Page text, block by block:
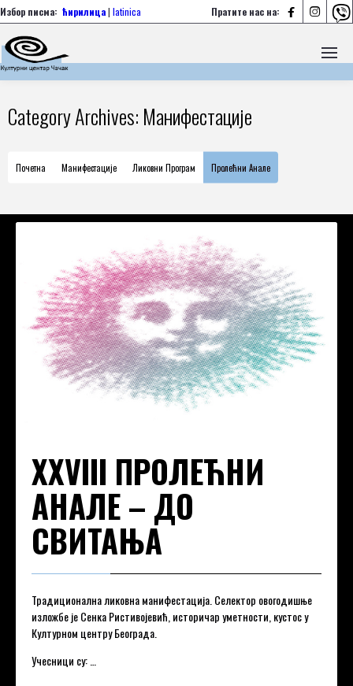
Пратите нас на:   
Избор писма: ћирилица| latinica
Category Archives: Mанифестације
Почетна Mанифестације Ликовни Програм Пролећни Анале
XXVIII ПРОЛЕЋНИ
АНАЛЕ – ДО
СВИТАЊА
Традиционална ликовна манифестација. Селектор овогодишње
изложбе је Сенка Ристивојевић, историчар уметности, кустос у
Културном центру Београда.
Учесници су: …